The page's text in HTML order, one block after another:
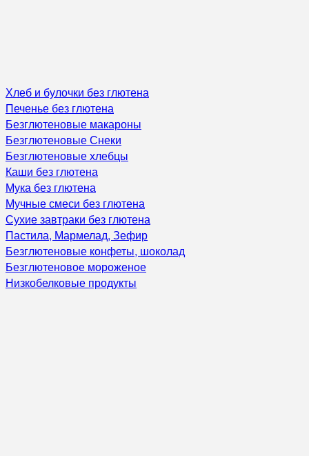
Хлеб и булочки без глютена
Печенье без глютена
Безглютеновые макароны
Безглютеновые Снеки
Безглютеновые хлебцы
Каши без глютена
Мука без глютена
Мучные смеси без глютена
Сухие завтраки без глютена
Пастила, Мармелад, Зефир
Безглютеновые конфеты, шоколад
Безглютеновое мороженое
Низкобелковые продукты